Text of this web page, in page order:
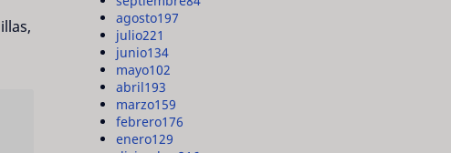
agosto197
julio221
junio134
mayo102
abril193
marzo159
febrero176
enero129